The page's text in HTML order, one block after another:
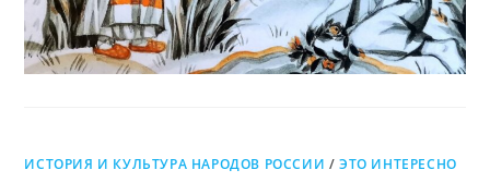
ИСТОРИЯ И КУЛЬТУРА НАРОДОВ РОССИИ /ЭТО ИНТЕРЕСНО